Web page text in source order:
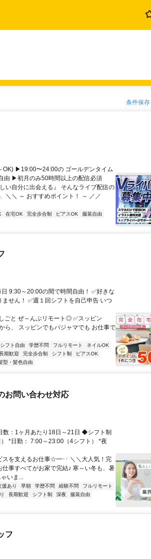
条件保存
OK) ▶19:00〜24:00の ゴールデンタイム
由 ▶初月のみ50時間以上の配信必須
い自分に出会える』 そんなライブ配信の
＼ ～ おすすめポイント！ ～ ／／
在宅OK 完全歩合制 ピアスOK
服装自由
9:30～20:00の間で時間自由！ ✅好きな
せん！ ✅週１回シフトを自己申告 いつ
ごと ぜ～んぶリモート◎ ✅スッピン
ら、 スッピンでもパジャマでも お仕事で
シフト自由 学歴不問 フルリモート
ネイルOK
期歓迎 完全歩合制 シフト制
ピアスOK
型・髪色自由
お問い合わせ対応
数：1ヶ月あたり18日～21日 ◆シフト制
*日勤： 7:00～23:00（4シフト） *夜
を支えるお仕事☆━･･ ＼＼大人気！完
事すべてがお家で完結♪ 寒～い冬も、暑
いま...
援あり 早朝 学歴不問 経験不問
フルリモート
長期歓迎 シフト制 深夜
服装自由
フ